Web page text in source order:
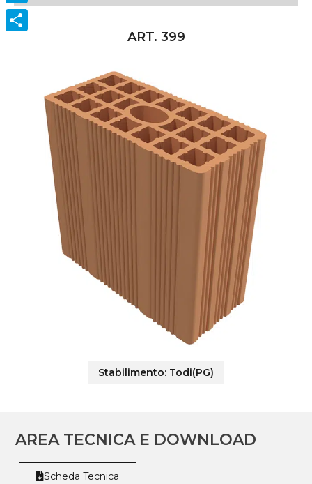
ART. 399
Stabilimento: Todi(PG)
AREA TECNICA E DOWNLOAD
Scheda Tecnica
Print